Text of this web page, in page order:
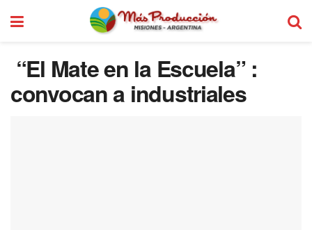
“El Mate en la Escuela” :
convocan a industriales